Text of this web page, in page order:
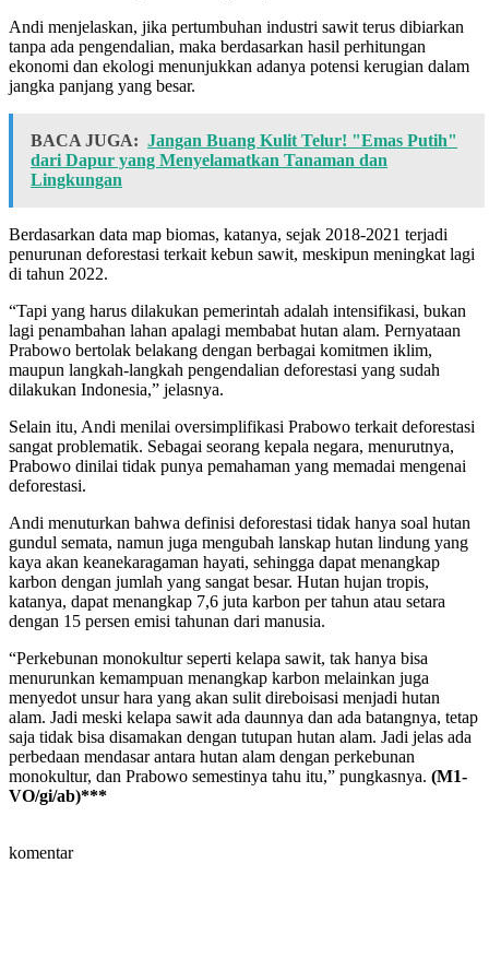
Andi menjelaskan, jika pertumbuhan industri sawit terus dibiarkan
tanpa ada pengendalian, maka berdasarkan hasil perhitungan
ekonomi dan ekologi menunjukkan adanya potensi kerugian dalam
jangka panjang yang besar.
BACA JUGA: Jangan Buang Kulit Telur! "Emas Putih"
dari Dapur yang Menyelamatkan Tanaman dan
Lingkungan
Berdasarkan data map biomas, katanya, sejak 2018-2021 terjadi
penurunan deforestasi terkait kebun sawit, meskipun meningkat lagi
di tahun 2022.
“Tapi yang harus dilakukan pemerintah adalah intensifikasi, bukan
lagi penambahan lahan apalagi membabat hutan alam. Pernyataan
Prabowo bertolak belakang dengan berbagai komitmen iklim,
maupun langkah-langkah pengendalian deforestasi yang sudah
dilakukan Indonesia,” jelasnya.
Selain itu, Andi menilai oversimplifikasi Prabowo terkait deforestasi
sangat problematik. Sebagai seorang kepala negara, menurutnya,
Prabowo dinilai tidak punya pemahaman yang memadai mengenai
deforestasi.
Andi menuturkan bahwa definisi deforestasi tidak hanya soal hutan
gundul semata, namun juga mengubah lanskap hutan lindung yang
kaya akan keanekaragaman hayati, sehingga dapat menangkap
karbon dengan jumlah yang sangat besar. Hutan hujan tropis,
katanya, dapat menangkap 7,6 juta karbon per tahun atau setara
dengan 15 persen emisi tahunan dari manusia.
“Perkebunan monokultur seperti kelapa sawit, tak hanya bisa
menurunkan kemampuan menangkap karbon melainkan juga
menyedot unsur hara yang akan sulit direboisasi menjadi hutan
alam. Jadi meski kelapa sawit ada daunnya dan ada batangnya, tetap
saja tidak bisa disamakan dengan tutupan hutan alam. Jadi jelas ada
perbedaan mendasar antara hutan alam dengan perkebunan
monokultur, dan Prabowo semestinya tahu itu,” pungkasnya. (M1-
VO/gi/ab)***
komentar